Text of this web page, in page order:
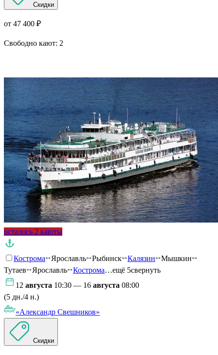
Скидки
от 47 400 ₽
Свободно кают: 2
осталось 2 каюты
Кострома Ярославль Рыбинск Калязин
Мышкин
Тутаев
Ярославль Кострома…ещё 5свернуть
12 августа 10:30 — 16 августа 08:00
(5 дн./4 н.)
«Александр Свешников»
Скидки